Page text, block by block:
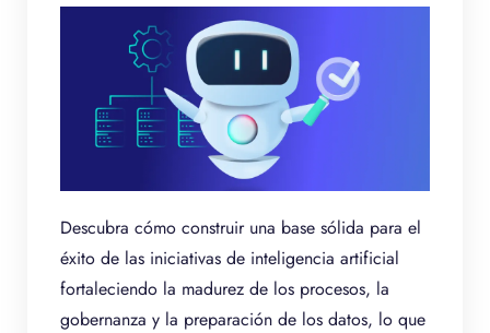
Descubra cómo construir una base sólida para el
éxito de las iniciativas de inteligencia artificial
fortaleciendo la madurez de los procesos, la
gobernanza y la preparación de los datos, lo que